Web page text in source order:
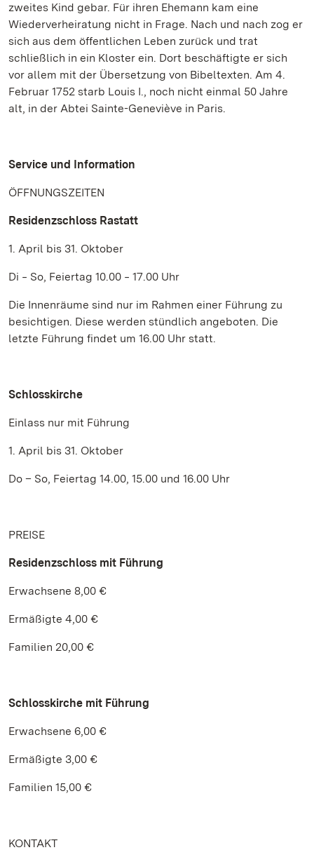
zweites Kind gebar. Für ihren Ehemann kam eine
Wiederverheiratung nicht in Frage. Nach und nach zog er
sich aus dem öffentlichen Leben zurück und trat
schließlich in ein Kloster ein. Dort beschäftigte er sich
vor allem mit der Übersetzung von Bibeltexten. Am 4.
Februar 1752 starb Louis I., noch nicht einmal 50 Jahre
alt, in der Abtei Sainte-Geneviève in Paris.
Service und Information
ÖFFNUNGSZEITEN
Residenzschloss Rastatt
1. April bis 31. Oktober
Di ‒ So, Feiertag 10.00 ‒ 17.00 Uhr
Die Innenräume sind nur im Rahmen einer Führung zu
besichtigen. Diese werden stündlich angeboten. Die
letzte Führung findet um 16.00 Uhr statt.
Schlosskirche
Einlass nur mit Führung
1. April bis 31. Oktober
Do – So, Feiertag 14.00, 15.00 und 16.00 Uhr
PREISE
Residenzschloss mit Führung
Erwachsene 8,00 €
Ermäßigte 4,00 €
Familien 20,00 €
Schlosskirche mit Führung
Erwachsene 6,00 €
Ermäßigte 3,00 €
Familien 15,00 €
KONTAKT